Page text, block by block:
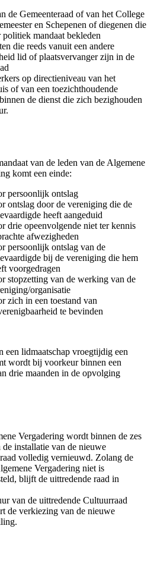
de Gemeenteraad of van het College
en Schepenen of diegenen die
politiek mandaat bekleden
die reeds vanuit een andere
lid of plaatsvervanger zijn in de
op directieniveau van het
of van een toezichthoudende
de dienst die zich bezighouden
van de leden van de Algemene
komt een einde:
persoonlijk ontslag
ontslag door de vereniging die de
heeft aangeduid
drie opeenvolgende niet ter kennis
afwezigheden
persoonlijk ontslag van de
bij de vereniging die hem
voorgedragen
stopzetting van de werking van de
organisatie
zich in een toestand van
te bevinden
een lidmaatschap vroegtijdig een
wordt bij voorkeur binnen een
drie maanden in de opvolging
Vergadering wordt binnen de zes
de installatie van de nieuwe
volledig vernieuwd. Zolang de
Vergadering niet is
blijft de uittredende raad in
van de uittredende Cultuurraad
de verkiezing van de nieuwe